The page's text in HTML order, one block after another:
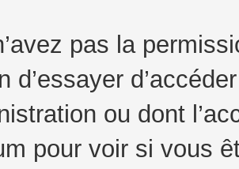
pas la
d’essayer
ou dont
pour voir si vous